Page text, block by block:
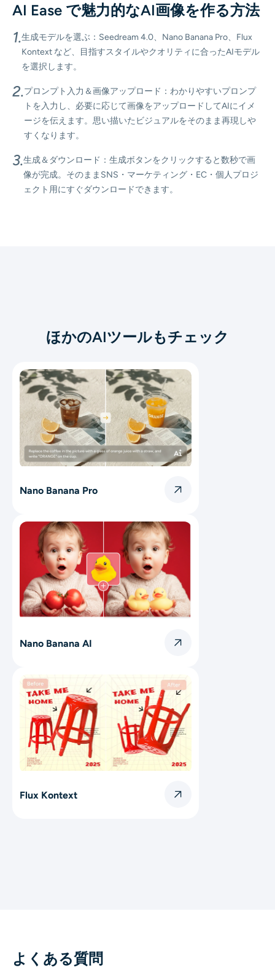
AI Ease で魅力的なAI画像を作る方法
1.生成モデルを選ぶ：Seedream 4.0、Nano Banana Pro、Flux
Kontext など、目指すスタイルやクオリティに合ったAIモデル
を選択します。
2.プロンプト入力＆画像アップロード：わかりやすいプロンプ
トを入力し、必要に応じて画像をアップロードしてAIにイメ
ージを伝えます。思い描いたビジュアルをそのまま再現しや
すくなります。
3.生成＆ダウンロード：生成ボタンをクリックすると数秒で画
像が完成。そのままSNS・マーケティング・EC・個人プロジ
ェクト用にすぐダウンロードできます。
ほかのAIツールもチェック
Nano Banana Pro
Nano Banana AI
Flux Kontext
よくある質問